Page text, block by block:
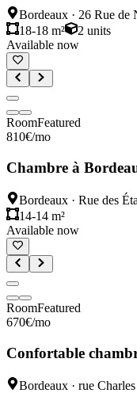
Bordeaux · 26 Rue de
18-18 m²
2 units
Available now
RoomFeatured
810€/mo
Chambre à
Bordeaux · Rue des
14-14 m²
Available now
RoomFeatured
670€/mo
Confortable
Bordeaux · rue